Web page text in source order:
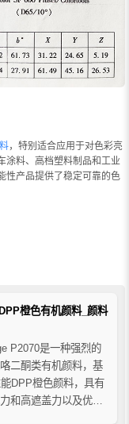
，特别适合应用于对色彩亮
涂料、高档塑料制品和工业
性产品提供了稳定可靠的色
橙色有机颜料_颜料
P2070是一种强烈的
二酮类有机颜料，基
DPP橙色颜料，具有
和高遮盖力以及优异